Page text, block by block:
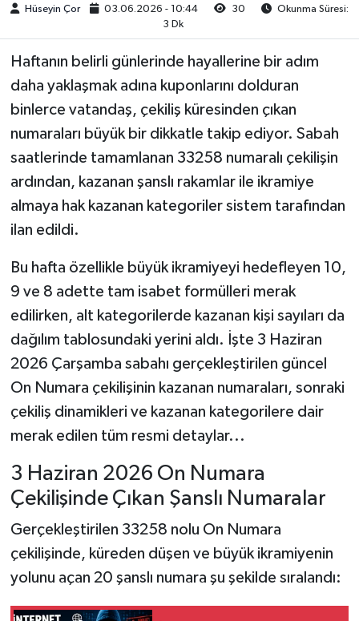
Hüseyin Çor 03.06.2026 - 10:44 30
Okunma Süresi:
3 Dk
Haftanın belirli günlerinde hayallerine bir adım
daha yaklaşmak adına kuponlarını dolduran
binlerce vatandaş, çekiliş küresinden çıkan
numaraları büyük bir dikkatle takip ediyor. Sabah
saatlerinde tamamlanan 33258 numaralı çekilişin
ardından, kazanan şanslı rakamlar ile ikramiye
almaya hak kazanan kategoriler sistem tarafından
ilan edildi.
Bu hafta özellikle büyük ikramiyeyi hedefleyen 10,
9 ve 8 adette tam isabet formülleri merak
edilirken, alt kategorilerde kazanan kişi sayıları da
dağılım tablosundaki yerini aldı. İşte 3 Haziran
2026 Çarşamba sabahı gerçekleştirilen güncel
On Numara çekilişinin kazanan numaraları, sonraki
çekiliş dinamikleri ve kazanan kategorilere dair
merak edilen tüm resmi detaylar...
3 Haziran 2026 On Numara
Çekilişinde Çıkan Şanslı Numaralar
Gerçekleştirilen 33258 nolu On Numara
çekilişinde, küreden düşen ve büyük ikramiyenin
yolunu açan 20 şanslı numara şu şekilde sıralandı: